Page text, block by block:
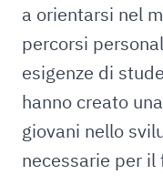
a orientarsi nel
percorsi
esigenze di
hanno creato
giovani nello
necessarie per